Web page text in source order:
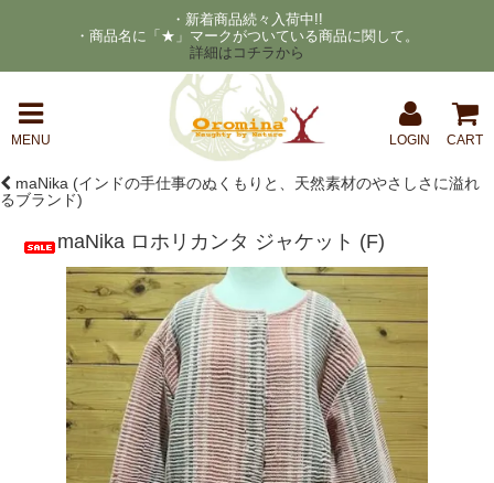
・新着商品続々入荷中!!
・商品名に「★」マークがついている商品に関して。
詳細はコチラから
MENU LOGIN CART
maNika (インドの手仕事のぬくもりと、天然素材のやさしさに溢れ
るブランド)
maNika ロホリカンタ ジャケット (F)